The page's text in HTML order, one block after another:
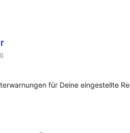
कुल
दर)
für Deine eingestellte